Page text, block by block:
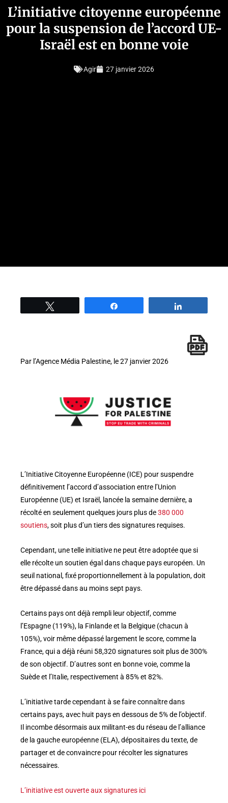
L’initiative citoyenne européenne
pour la suspension de l’accord UE-
Israël est en bonne voie
Agir 27 janvier 2026
Par l’Agence Média Palestine, le 27 janvier 2026
L’Initiative Citoyenne Européenne (ICE) pour suspendre
définitivement l’accord d’association entre l’Union
Européenne (UE) et Israël, lancée la semaine dernière, a
récolté en seulement quelques jours plus de380 000
soutiens, soit plus d’un tiers des signatures requises.
Cependant, une telle initiative ne peut être adoptée que si
elle récolte un soutien égal dans chaque pays européen. Un
seuil national, fixé proportionnellement à la population, doit
être dépassé dans au moins sept pays.
Certains pays ont déjà rempli leur objectif, comme
l’Espagne (119%), la Finlande et la Belgique (chacun à
105%), voir même dépassé largement le score, comme la
France, qui a déjà réuni 58,320 signatures soit plus de 300%
de son objectif. D’autres sont en bonne voie, comme la
Suède et l’Italie, respectivement à 85% et 82%.
L’initiative tarde cependant à se faire connaître dans
certains pays, avec huit pays en dessous de 5% de l’objectif.
Il incombe désormais aux militant-es du réseau de l’alliance
de la gauche européenne (ELA), dépositaires du texte, de
partager et de convaincre pour récolter les signatures
nécessaires.
L’initiative est ouverte aux signatures ici